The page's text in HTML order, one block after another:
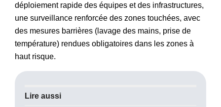
déploiement rapide des équipes et des infrastructures,
une surveillance renforcée des zones touchées, avec
des mesures barrières (lavage des mains, prise de
température) rendues obligatoires dans les zones à
haut risque.
Lire aussi